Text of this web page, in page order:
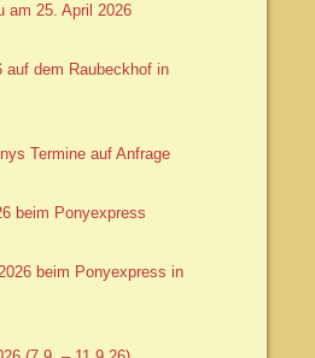
am 25. April 2026
auf dem Raubeckhof in
Termine auf Anfrage
beim Ponyexpress
beim Ponyexpress in